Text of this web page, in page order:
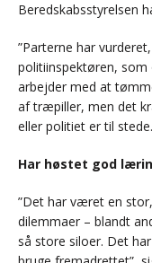
Beredskabsstyrelsen
”Parterne har
politiinspektøren, som
arbejder med at
af træpiller, men det
eller politiet er til stede.
Har høstet god
”Det har været en
dilemmaer – blandt
så store siloer. Det